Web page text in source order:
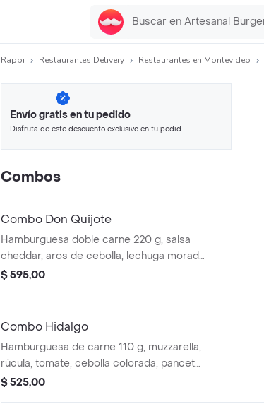
Rappi Restaurantes Delivery Restaurantes en Montevideo
Envío gratis en tu pedido
Disfruta de este descuento exclusivo en tu pedido
Combos
Combo Don Quijote
Hamburguesa doble carne 220 g, salsa
cheddar, aros de cebolla, lechuga morada
y tomate, acompañado de papas fritas y
$ 595,00
Combo Hidalgo
Hamburguesa de carne 110 g, muzzarella,
rúcula, tomate, cebolla colorada, panceta,
acompañado de papas fritas y refresco
$ 525,00